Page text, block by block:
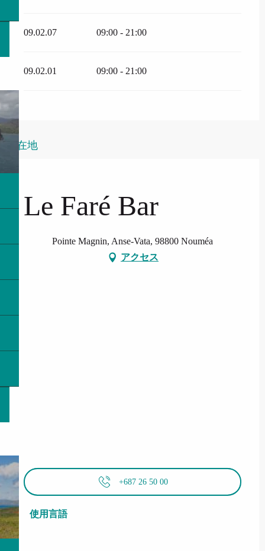
09.02.07 09:00 - 21:00
09.02.01 09:00 - 21:00
所在地
Le Faré Bar
Pointe Magnin, Anse-Vata, 98800 Nouméa
アクセス
+687 26 50 00
使用言語
使用言語